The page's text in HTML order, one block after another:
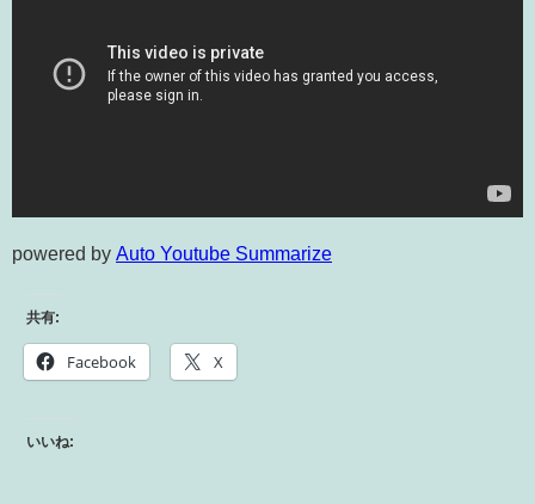
powered by Auto Youtube Summarize
共有:
Facebook X
いいね: